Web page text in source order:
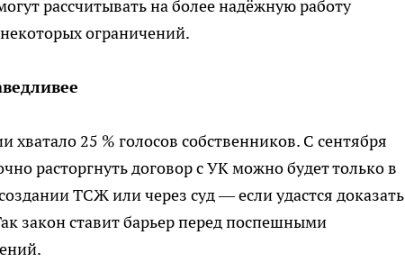
рассчитывать на более надёжную работу
ограничений.
25 % голосов собственников. С сентября
расторгнуть договор с УК можно будет только в
ТСЖ или через суд — если удастся доказать
закон ставит барьер перед поспешными